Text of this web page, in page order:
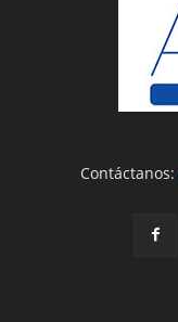
Contáctanos: